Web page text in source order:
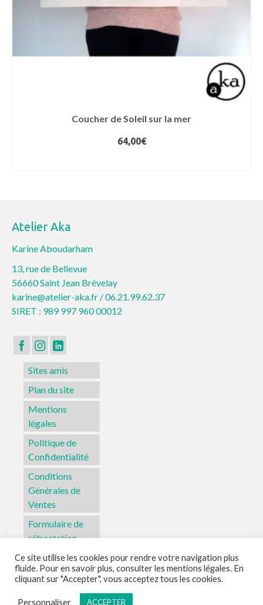
Coucher de Soleil sur la mer
64,00€
Atelier Aka
Karine Aboudarham
13, rue de Bellevue
56660 Saint Jean Brévelay
karine@atelier-aka.fr /06.21.99.62.37
SIRET : 989 997 960 00012
Sites amis
Plan du site
Mentions
légales
Politique de
Confidentialité
Conditions
Générales de
Ventes
Formulaire de
rétractation
Sites amis Plan du site Mentions légales Politique de Confidentialité
Ce site utilise les cookies pour rendre votre navigation plus
fluide. Pour en savoir plus, consulter les mentions légales. En
cliquant sur "Accepter", vous acceptez tous les cookies.
Personnaliser ACCEPTER